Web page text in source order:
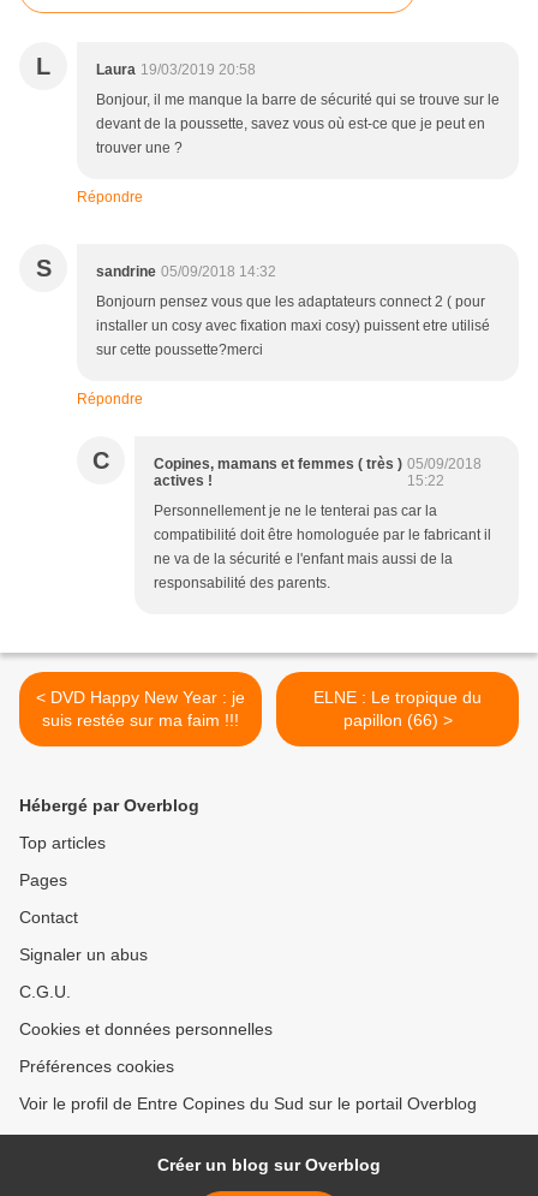
L Laura 19/03/2019 20:58
Bonjour, il me manque la barre de sécurité qui se trouve sur le
devant de la poussette, savez vous où est-ce que je peut en
trouver une ?
Répondre
S sandrine 05/09/2018 14:32
Bonjourn pensez vous que les adaptateurs connect 2 ( pour
installer un cosy avec fixation maxi cosy) puissent etre utilisé
sur cette poussette?merci
Répondre
C
Copines, mamans et femmes ( très )
actives !
05/09/2018
15:22
Personnellement je ne le tenterai pas car la
compatibilité doit être homologuée par le fabricant il
ne va de la sécurité e l'enfant mais aussi de la
responsabilité des parents.
< DVD Happy New Year : je
suis restée sur ma faim !!!
ELNE : Le tropique du
papillon (66) >
Hébergé par Overblog
Top articles
Pages
Contact
Signaler un abus
C.G.U.
Cookies et données personnelles
Préférences cookies
Voir le profil de Entre Copines du Sud sur le portail Overblog
Créer un blog sur Overblog